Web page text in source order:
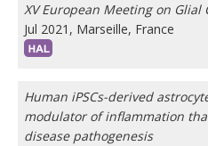
XV European Meeting on
Jul 2021, Marseille, France
Human iPSCs-derived
modulator of inflammation
disease pathogenesis